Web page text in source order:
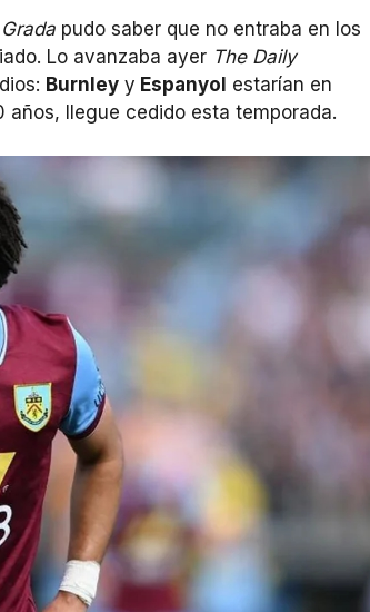
pudo saber que no entraba en los
Lo avanzaba ayer The Daily
Burnley y Espanyol estarían en
llegue cedido esta temporada.